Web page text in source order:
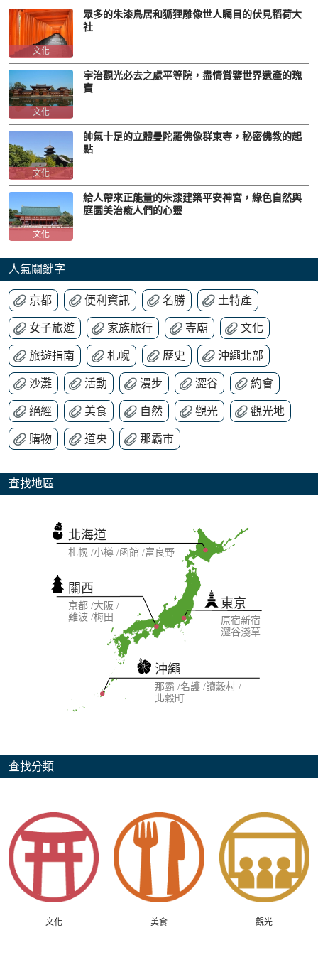
文化
眾多的朱漆鳥居和狐狸雕像世人矚目的伏見稻荷大
社
文化
宇治觀光必去之處平等院，盡情賞鑒世界遺產的瑰
寶
文化
帥氣十足的立體曼陀羅佛像群東寺，秘密佛教的起
點
文化
給人帶來正能量的朱漆建築平安神宮，綠色自然與
庭園美治癒人們的心靈
人氣關鍵字
京都 便利資訊 名勝 土特產
女子旅遊 家族旅行 寺廟 文化
旅遊指南 札幌 歷史 沖繩北部
沙灘 活動 漫步 澀谷 約會
絕經 美食 自然 觀光 觀光地
購物 道央 那霸市
查找地區
東京
原宿新宿
澀谷淺草
關西
京都 大阪
難波 梅田
沖繩
那霸 名護 讀穀村
北穀町
北海道
札幌 小樽 函館 富良野
查找分類
文化 美食 觀光